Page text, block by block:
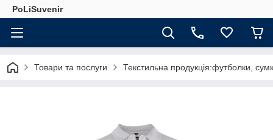
PoLiSuvenir
Товари та послуги Текстильна продукція:футболки,